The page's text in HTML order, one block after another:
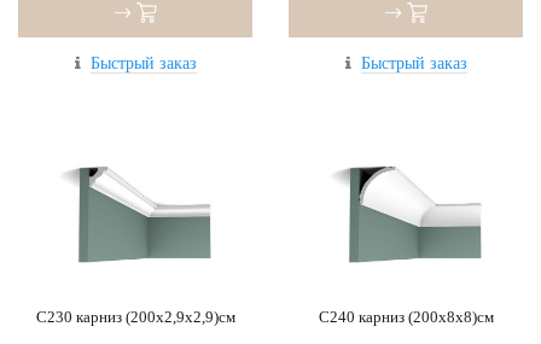
Быстрый заказ Быстрый заказ
C230 карниз (200x2,9x2,9)см C240 карниз (200x8x8)см